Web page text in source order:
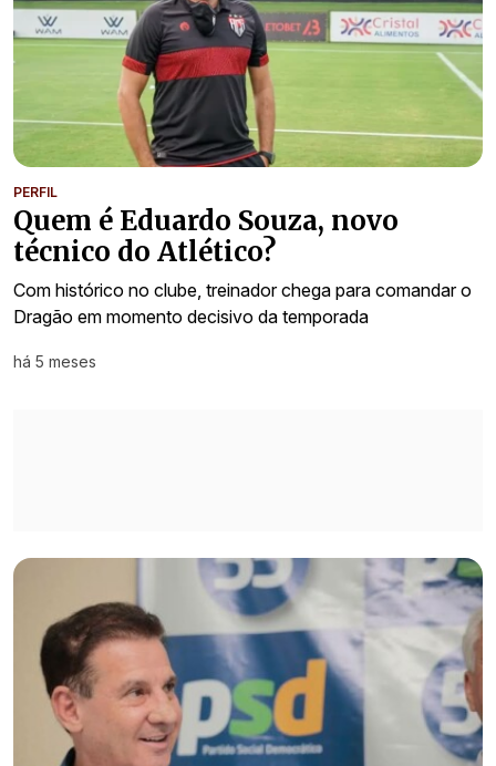
PERFIL
Quem é Eduardo Souza, novo
técnico do Atlético?
Com histórico no clube, treinador chega para comandar o
Dragão em momento decisivo da temporada
há 5 meses